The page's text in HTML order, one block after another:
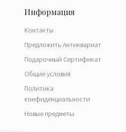
Контакты
Предложить Антиквариат
Подарочный Сертификат
Общие условия
Политика
конфиденциальности
Новые предметы